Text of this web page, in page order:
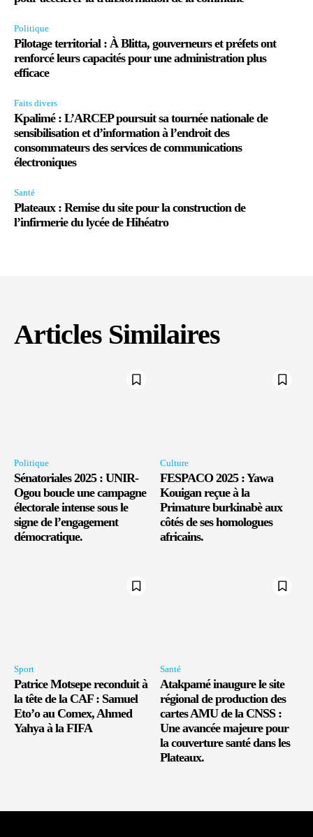
Politique
Pilotage territorial : À Blitta, gouverneurs et préfets ont
renforcé leurs capacités pour une administration plus
efficace
Faits divers
Kpalimé : L’ARCEP poursuit sa tournée nationale de
sensibilisation et d’information à l’endroit des
consommateurs des services de communications
électroniques
Santé
Plateaux : Remise du site pour la construction de
l’infirmerie du lycée de Hihéatro
Articles Similaires
Politique
Sénatoriales 2025 : UNIR-
Ogou boucle une campagne
électorale intense sous le
signe de l’engagement
démocratique.
Culture
FESPACO 2025 : Yawa
Kouigan reçue à la
Primature burkinabè aux
côtés de ses homologues
africains.
Sport
Patrice Motsepe reconduit à
la tête de la CAF : Samuel
Eto’o au Comex, Ahmed
Yahya à la FIFA
Santé
Atakpamé inaugure le site
régional de production des
cartes AMU de la CNSS :
Une avancée majeure pour
la couverture santé dans les
Plateaux.